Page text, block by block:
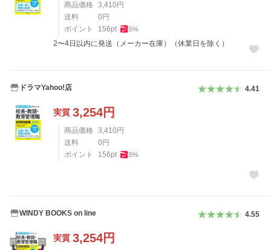
商品価格 3,410 円
送料
0 円
ポイント
156pt 5%
2〜4日以内に発送（メーカー在庫）（休業日を除く）
ドラマYahoo!店 4.41
実質 3,254円
商品価格 3,410 円
送料
0 円
ポイント
156pt 5%
WINDY BOOKS on line 4.55
実質 3,254円